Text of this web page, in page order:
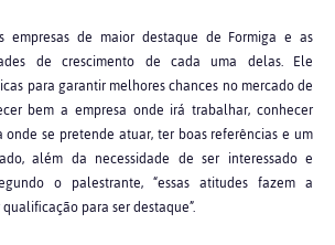
empresas de maior destaque de Formiga e as
de crescimento de cada uma delas. Ele
para garantir melhores chances no mercado de
bem a empresa onde irá trabalhar, conhecer
onde se pretende atuar, ter boas referências e um
além da necessidade de ser interessado e
o palestrante, “essas atitudes fazem a
para ser destaque”.